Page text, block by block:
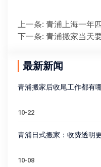
上一条: 青浦上海一年
下一条: 青浦搬家当天
最新新闻
青浦搬家后收尾工作都有
10-22
青浦日式搬家：收费透明
10-08